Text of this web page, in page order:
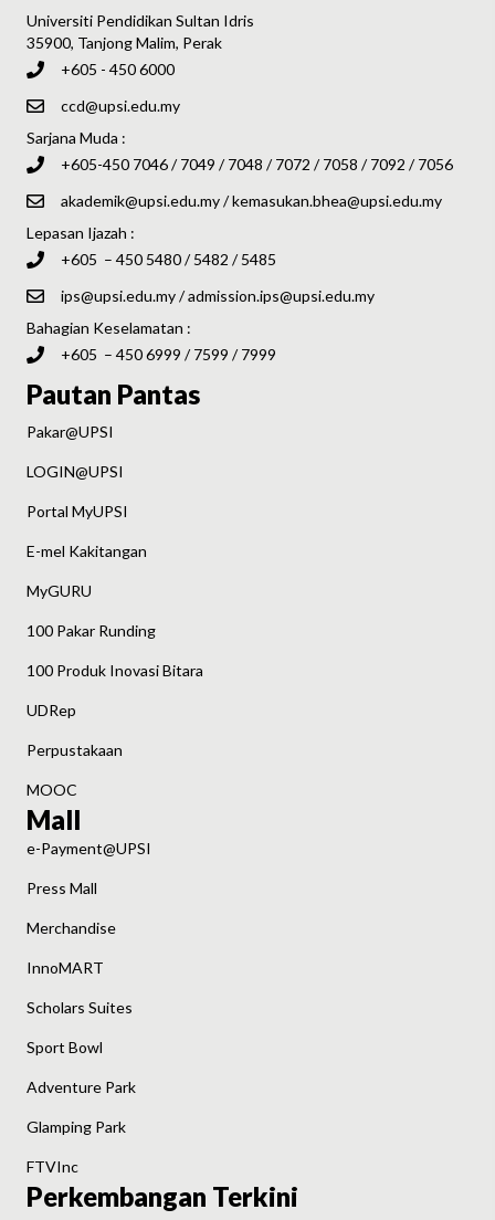
Universiti Pendidikan Sultan Idris
35900, Tanjong Malim, Perak
+605 - 450 6000
ccd@upsi.edu.my
Sarjana Muda :
+605-450 7046 / 7049 / 7048 / 7072 / 7058 / 7092 / 7056
akademik@upsi.edu.my/kemasukan.bhea@upsi.edu.my
Lepasan Ijazah :
+605 – 450 5480 / 5482 / 5485
ips@upsi.edu.my/admission.ips@upsi.edu.my
Bahagian Keselamatan :
+605 – 450 6999 / 7599 / 7999
Pautan Pantas
Pakar@UPSI
LOGIN@UPSI
Portal MyUPSI
E-mel Kakitangan
MyGURU
100 Pakar Runding
100 Produk Inovasi Bitara
UDRep
Perpustakaan
MOOC
Mall
e-Payment@UPSI
Press Mall
Merchandise
InnoMART
Scholars Suites
Sport Bowl
Adventure Park
Glamping Park
FTVInc
Perkembangan Terkini